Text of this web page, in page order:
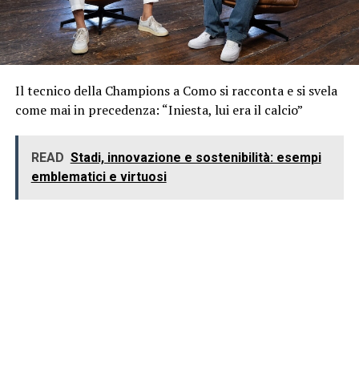
Il tecnico della Champions a Como si racconta e si svela
come mai in precedenza: “Iniesta, lui era il calcio”
READ Stadi, innovazione e sostenibilità: esempi
emblematici e virtuosi